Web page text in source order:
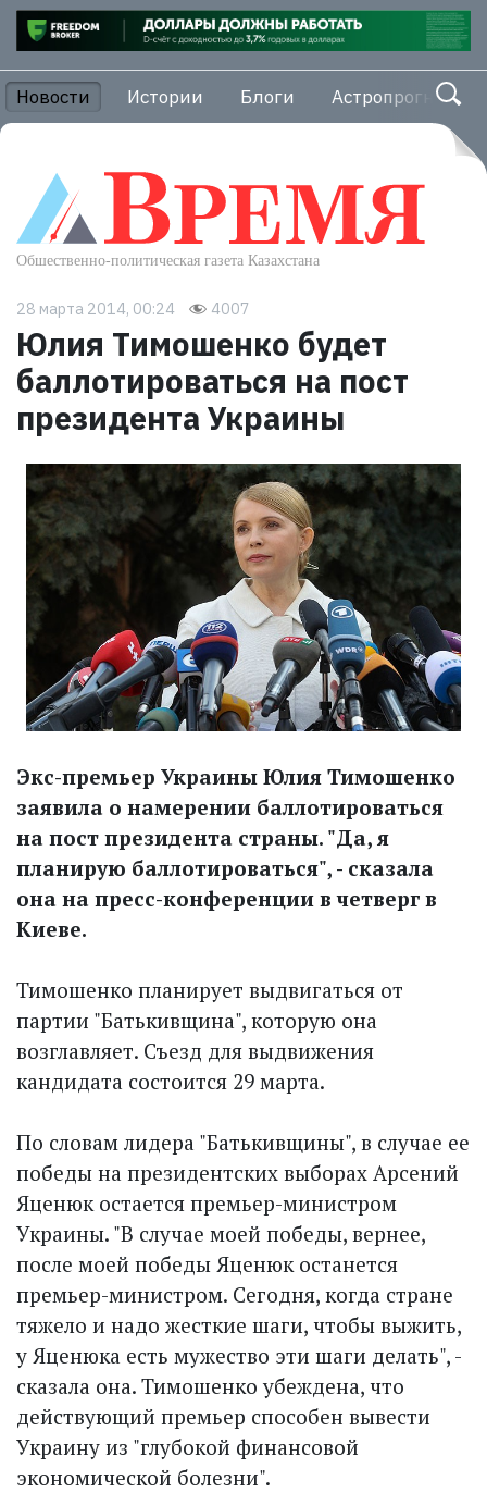
Новости Истории Блоги Астропрогноз
28 марта 2014, 00:24 4007
Юлия Тимошенко будет
баллотироваться на пост
президента Украины
Экс-премьер Украины Юлия Тимошенко
заявила о намерении баллотироваться
на пост президента страны. "Да, я
планирую баллотироваться", - сказала
она на пресс-конференции в четверг в
Киеве.
Тимошенко планирует выдвигаться от
партии "Батькивщина", которую она
возглавляет. Съезд для выдвижения
кандидата состоится 29 марта.
По словам лидера "Батькивщины", в случае ее
победы на президентских выборах Арсений
Яценюк остается премьер-министром
Украины. "В случае моей победы, вернее,
после моей победы Яценюк останется
премьер-министром. Сегодня, когда стране
тяжело и надо жесткие шаги, чтобы выжить,
у Яценюка есть мужество эти шаги делать", -
сказала она. Тимошенко убеждена, что
действующий премьер способен вывести
Украину из "глубокой финансовой
экономической болезни".